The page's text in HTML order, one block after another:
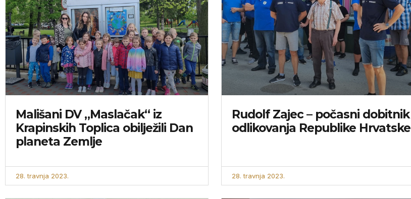
Mališani DV „Maslačak“ iz
Krapinskih Toplica obilježili Dan
planeta Zemlje
28. travnja 2023.
Rudolf Zajec – počasni dobitnik
odlikovanja Republike Hrvatske
28. travnja 2023.